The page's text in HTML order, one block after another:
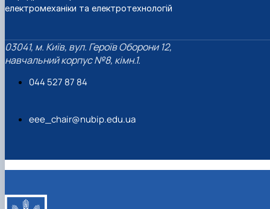
Інформація щодо змісту ОНП Доктора
Анкетування ОНП Доктор філософії
Випускники
електромеханіки та електротехнологій
03041, м. Київ, вул. Героїв Оборони 12,
навчальний корпус №8, кімн.1.
044 527 87 84
eee_chair@nubip.edu.ua